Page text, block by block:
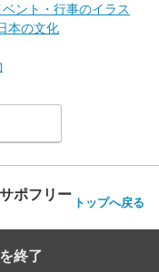
ベント・行事のイラス
本の文化
ポフリー トップへ戻る
終了